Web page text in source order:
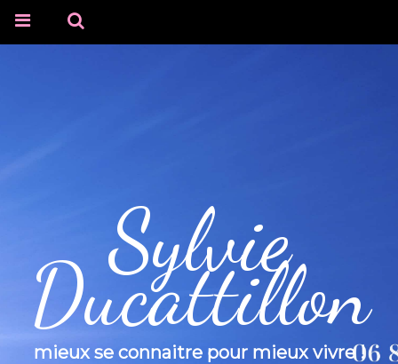
Sylvie
Ducattillon
mieux se connaitre pour mieux vivre !